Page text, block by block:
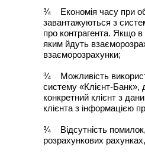
¾ Економія часу при
завантажуються з
про контрагента. Якщо
яким йдуть
взаєморозрахунки;
¾ Можливість
систему «Клієнт-
конкретний клієнт з
клієнта з інформацією
¾ Відсутність
розрахункових